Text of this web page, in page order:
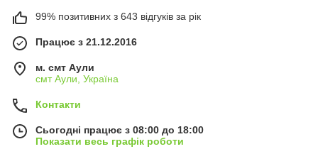
99% позитивних з 643 відгуків за рік
Працює з 21.12.2016
м. смт Аули
смт Аули, Україна
Контакти
Сьогодні працює з 08:00 до 18:00
Показати весь графік роботи